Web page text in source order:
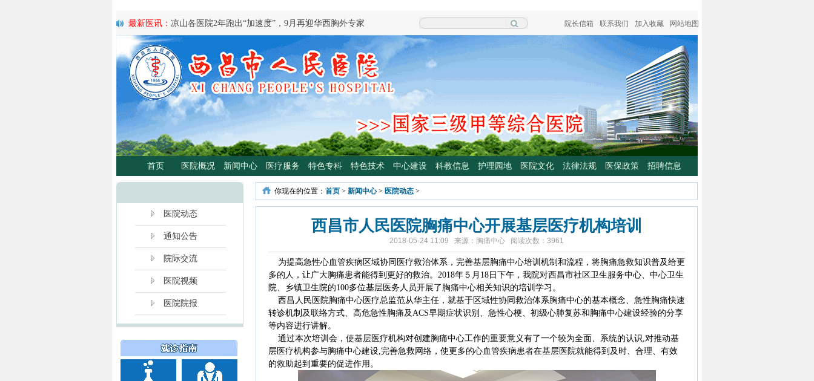
最新医讯： 凉山各医院2年跑出“加速度”，9月再迎华西胸外专家
最新医讯：紧急通知
最新医讯：好消息！四川大学华西医院泌尿外科专家魏强教授来院坐诊
最新医讯：西昌市人民总医院携手省科学普及专委会开展卫生下乡及科普
宣传活动
最新医讯：西昌市人民医院耳鼻咽喉头颈外科将于3月3日开展“全国爱耳
日”义诊活动
最新医讯： 重磅消息！2月21日起，四川大学华西医院泌尿外科魏强教授
将定期到西昌市人民医院开展门诊、手术
最新医讯：西昌市人民医院胃肠肿瘤专病门诊开诊！
最新医讯：西昌市人民医院开展日间蓝光治疗门诊 轻度“小黄人”，母子不
分离、不住院就能照蓝光啦！
最新医讯：好消息！西昌市人民医院高压氧舱运行啦
【义诊预告】西昌市人民医院大型义诊活动，5月7日约定您
院长信箱 联系我们 加入收藏 网站地图
首页 医院概况 新闻中心 医疗服务 特色专科 特色技术 中心建设 科教信息 护理园地 医院文化 法律法规 医保政策 招聘信息
医院动态
通知公告
院际交流
医院视频
医院院报
你现在的位置： 首页 > 新闻中心> 医院动态 >
西昌市人民医院胸痛中心开展基层医疗机构培训
2018-05-24 11:09 来源：胸痛中心 阅读次数： 3961
为提高急性心血管疾病区域协同医疗救治体系，完善基层胸痛中心培训机制和流程，将胸痛急救知识普及给更
多的人，让广大胸痛患者能得到更好的救治。2018年５月18日下午，我院对西昌市社区卫生服务中心、中心卫生
院、乡镇卫生院的100多位基层医务人员开展了胸痛中心相关知识的培训学习。
西昌人民医院胸痛中心医疗总监范从华主任，就基于区域性协同救治体系胸痛中心的基本概念、急性胸痛快速
转诊机制及联络方式、高危急性胸痛及ACS早期症状识别、急性心梗、初级心肺复苏和胸痛中心建设经验的分享
等内容进行讲解。
通过本次培训会，使基层医疗机构对创建胸痛中心工作的重要意义有了一个较为全面、系统的认识,对推动基
层医疗机构参与胸痛中心建设,完善急救网络，使更多的心血管疾病患者在基层医院就能得到及时、合理、有效
的救助起到重要的促进作用。